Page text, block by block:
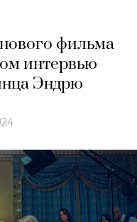
фильма
интервью
Эндрю